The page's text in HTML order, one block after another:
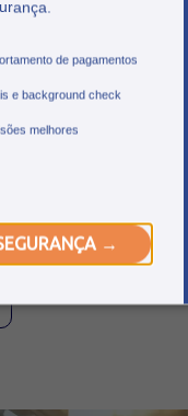
de pagamentos
e background check
melhores
→
do Febraban
e as tendências
tendências do
trilhas temáticas do
nesta edição.